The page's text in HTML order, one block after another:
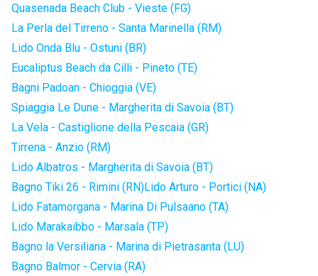
Quasenada Beach Club - Vieste (FG)
La Perla del Tirreno - Santa Marinella (RM)
Lido Onda Blu - Ostuni (BR)
Eucaliptus Beach da Cilli - Pineto (TE)
Bagni Padoan - Chioggia (VE)
Spiaggia Le Dune - Margherita di Savoia (BT)
La Vela - Castiglione della Pescaia (GR)
Tirrena - Anzio (RM)
Lido Albatros - Margherita di Savoia (BT)
Bagno Tiki 26 - Rimini (RN)Lido Arturo - Portici (NA)
Lido Fatamorgana - Marina Di Pulsaano (TA)
Lido Marakaibbo - Marsala (TP)
Bagno la Versiliana - Marina di Pietrasanta (LU)
Bagno Balmor - Cervia (RA)